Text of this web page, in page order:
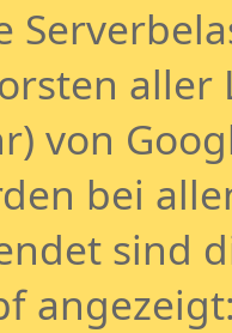
aller
von
bei
sind